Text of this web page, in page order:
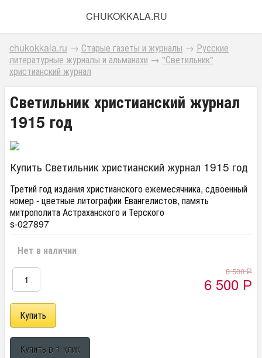
CHUKOKKALA.RU
chukokkala.ru → Старые газеты и журналы → Русские
литературные журналы и альманахи → "Светильник"
христианский журнал
Светильник христианский журнал
1915 год
Купить Светильник христианский журнал 1915 год
Третий год издания христианского ежемесячника, сдвоенный
номер - цветные литографии Евангелистов, память
митрополита Астраханского и Терского
s-027897
Нет в наличии
8 500Р
6 500 Р